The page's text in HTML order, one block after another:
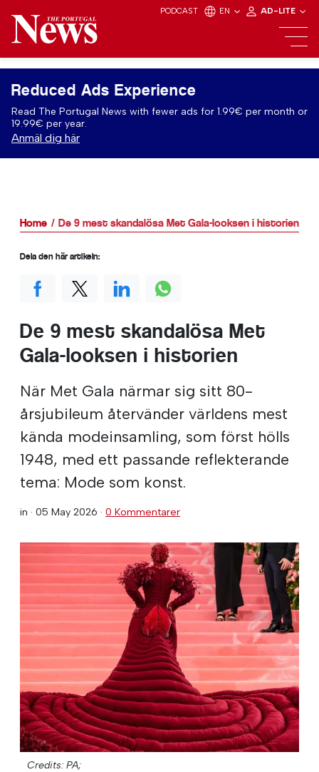
PODCAST EN AD-LITE
Reduced Ads Experience
Read The Portugal News with fewer ads for 1.99€ per month or
19.99€ per year.
Anmäl dig här
Home De 9 mest skandalösa Met Gala-looksen i historien
De 9 mest skandalösa Met
Gala-looksen i historien
När Met Gala närmar sig sitt 80-
årsjubileum återvänder världens mest
kända modeinsamling, som först hölls
1948, med ett passande reflekterande
tema: Mode som konst.
in · 05 May 2026 · 0 Kommentarer
Credits: PA;
Dela den här artikeln: